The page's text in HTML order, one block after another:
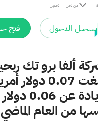
تحميل من نحن
الدخول فتح
ألفا برو تك
الواحد بلغت
الأول،
من العام